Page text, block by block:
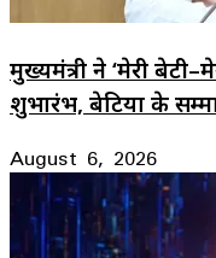
मुख्यमंत्री ने ‘मेरी
शुभारंभ, बेटियों के
August 6, 2026